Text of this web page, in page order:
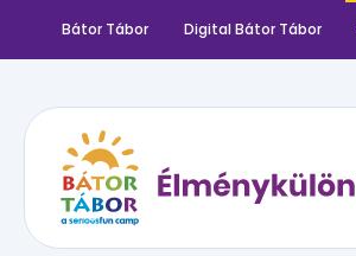
Bátor Tábor Digital Bátor Tábor